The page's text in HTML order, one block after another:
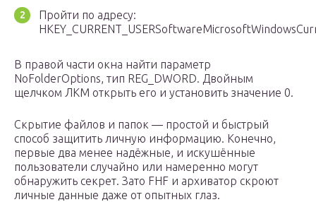
Пройти по адресу:
В правой части окна найти параметр
NoFolderOptions, тип REG_DWORD. Двойным
щелчком ЛКМ открыть его и установить значение 0.
Скрытие файлов и папок — простой и быстрый
способ защитить личную информацию. Конечно,
первые два менее надёжные, и искушённые
пользователи случайно или намеренно могут
обнаружить секрет. Зато FHF и архиватор скроют
личные данные даже от опытных глаз.